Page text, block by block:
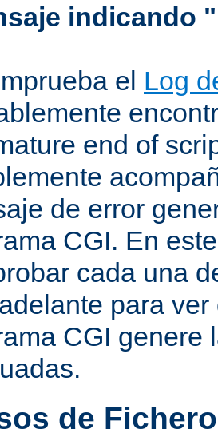
indicando
el Log
end of
de error
CGI. En
cada una
para
CGI genere
de Fichero